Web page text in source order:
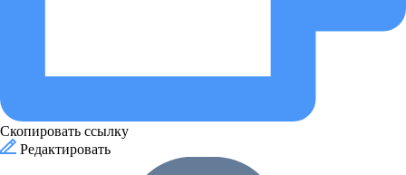
Скопировать ссылку
Редактировать